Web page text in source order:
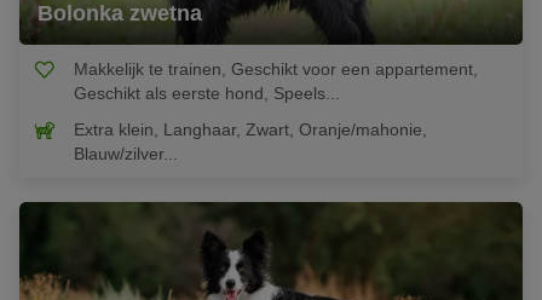
Bolonka zwetna
Makkelijk te trainen, Geschikt voor een appartement,
Geschikt als eerste hond, Speels...
Extra klein, Langhaar, Zwart, Oranje/mahonie,
Blauw/zilver...